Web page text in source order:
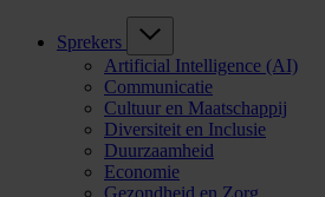
Sprekers
Artificial Intelligence (AI)
Communicatie
Cultuur en Maatschappij
Diversiteit en Inclusie
Duurzaamheid
Economie
Gezondheid en Zorg